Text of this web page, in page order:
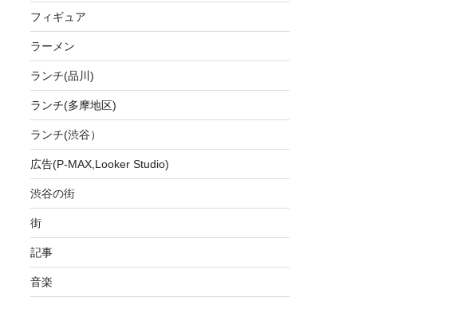
フィギュア
ラーメン
ランチ(品川)
ランチ(多摩地区)
ランチ(渋谷）
広告(P-MAX,Looker Studio)
渋谷の街
街
記事
音楽